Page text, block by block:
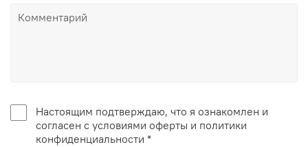
Настоящим подтверждаю, что я ознакомлен и
согласен с условиями оферты и политики
конфиденциальности *